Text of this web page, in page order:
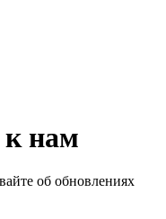
к нам
об обновлениях